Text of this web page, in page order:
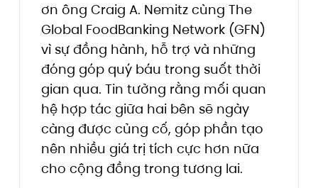
ơn ông Craig A. Nemitz cùng The
Global FoodBanking Network (GFN)
vì sự đồng hành, hỗ trợ và những
đóng góp quý báu trong suốt thời
gian qua. Tin tưởng rằng mối quan
hệ hợp tác giữa hai bên sẽ ngày
càng được củng cố, góp phần tạo
nên nhiều giá trị tích cực hơn nữa
cho cộng đồng trong tương lai.